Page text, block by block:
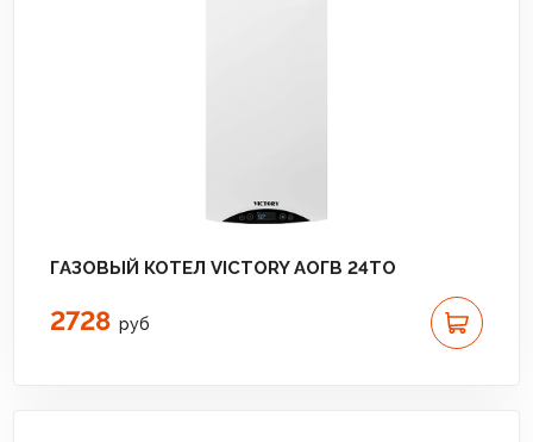
ГАЗОВЫЙ КОТЕЛ VICTORY АОГВ 24TО
2728 руб